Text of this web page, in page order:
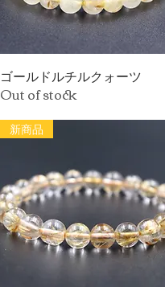
Quick View
ゴールドルチルクォーツ
Out of stock
新商品